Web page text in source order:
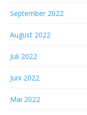
September 2022
August 2022
Juli 2022
Juni 2022
Mai 2022